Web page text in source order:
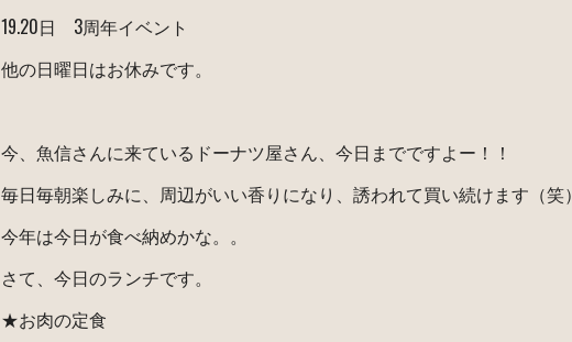
19.20日 3周年イベント
他の日曜日はお休みです。
今、魚信さんに来ているドーナツ屋さん、今日までですよー！！
毎日毎朝楽しみに、周辺がいい香りになり、誘われて買い続けます（笑）
今年は今日が食べ納めかな。。
さて、今日のランチです。
★お肉の定食